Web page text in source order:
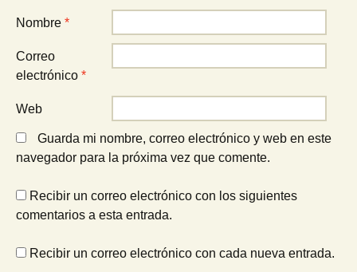
Nombre *
Correo
electrónico *
Web
Guarda mi nombre, correo electrónico y web en este
navegador para la próxima vez que comente.
Recibir un correo electrónico con los siguientes
comentarios a esta entrada.
Recibir un correo electrónico con cada nueva entrada.